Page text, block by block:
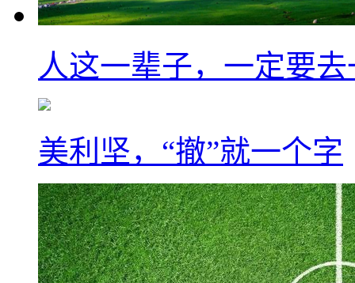
人这一辈子，一定要
美利坚，“撤”就一个字